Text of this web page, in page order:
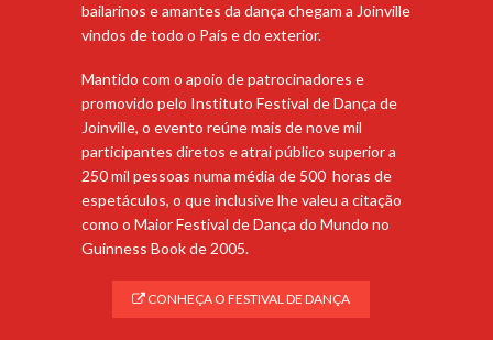
bailarinos e amantes da dança chegam a Joinville
vindos de todo o País e do exterior.
Mantido com o apoio de patrocinadores e
promovido pelo Instituto Festival de Dança de
Joinville, o evento reúne mais de nove mil
participantes diretos e atrai público superior a
250 mil pessoas numa média de 500 horas de
espetáculos, o que inclusive lhe valeu a citação
como o Maior Festival de Dança do Mundo no
Guinness Book de 2005.
CONHEÇA O FESTIVAL DE DANÇA